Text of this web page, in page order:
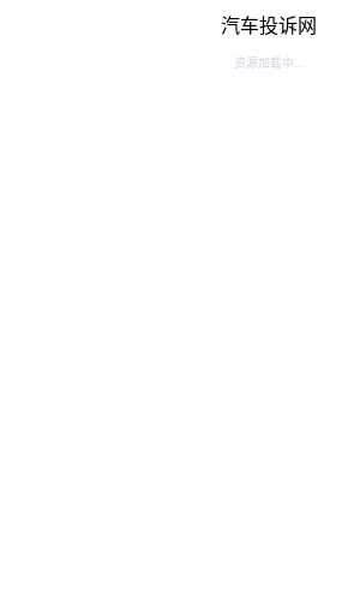
汽车投诉网
资源加载中...